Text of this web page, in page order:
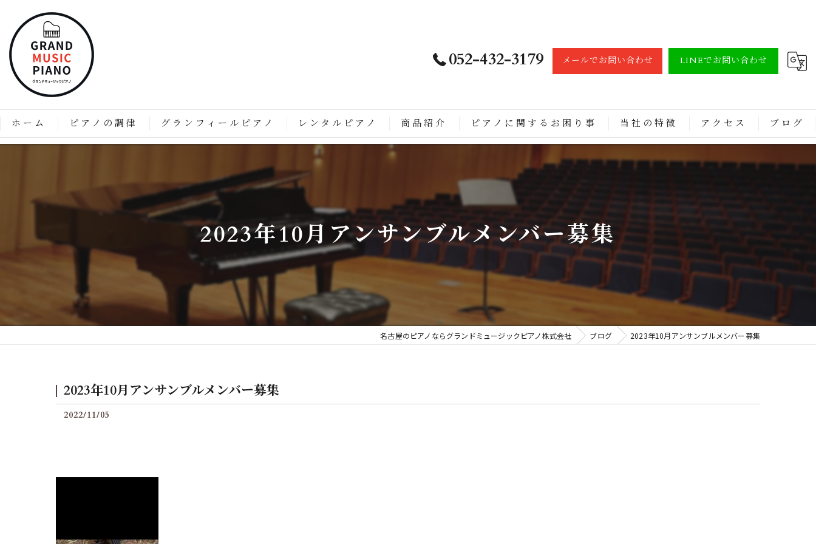
052-432-3179 メールでお問い合わせ LINEでお問い合わせ
ホーム ピアノの調律
価格表
グランフィールピアノ
グランフィールピアノの特徴
グランフィールピアノのここがすごい
グランドピアノのようなアップライトピアノに生まれ変わるまでの流れ
後付けグランフィールの料金
レンタルピアノ 商品紹介 ピアノに関するお困り事 当社の特徴
調律
レンタル
アクセス ブログ
2023年10月アンサンブルメンバー募集
名古屋のピアノならグランドミュージックピアノ株式会社 ブログ 2023年10月アンサンブルメンバー募集
2023年10月アンサンブルメンバー募集
2022/11/05